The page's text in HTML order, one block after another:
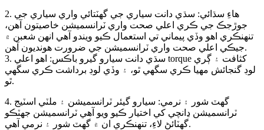
2. هاءِ سڌائي: سڌي دانت سياري جي گھٽتائي واري سياري جي
جوڙجڪ جي ڪري اعلي صحت واري ٽرانسميشن خاصيتون آهن،
تنهنڪري اهو وڏي پيماني تي استعمال ڪيو ويندو آهي انهن شعبن ۾
جيڪي اعلي صحت واري ٽرانسميشن جي ضرورت هونديون آهن.
3. سڌي دانت سيارو گيرو باڪس: اهو اعلي torque کثافت ۽ ڳري
لوڊ گنجائش مهيا ڪري سگهي ٿو، ۽ وڏي لوڊ برداشت ڪري سگهي
ٿو.
4. گھٽ شور ۽ نرمي: سيارو گيئر ٽرانسميشن ۽ ملٽي اسٽيج
ٽرانسميشن ڍانچي کي اختيار ڪيو ويو آھي ٽرانسميشن جھٽڪو
گھٽائڻ لاءِ، تنھنڪري ان ۾ گھٽ شور ۽ نرمي آھي.